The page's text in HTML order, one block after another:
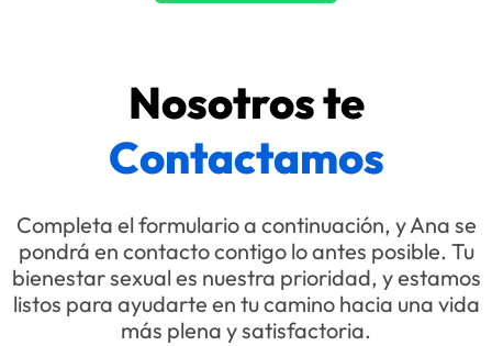
Nosotros te
Contactamos
Completa el formulario a continuación, y Ana se
pondrá en contacto contigo lo antes posible. Tu
bienestar sexual es nuestra prioridad, y estamos
listos para ayudarte en tu camino hacia una vida
más plena y satisfactoria.